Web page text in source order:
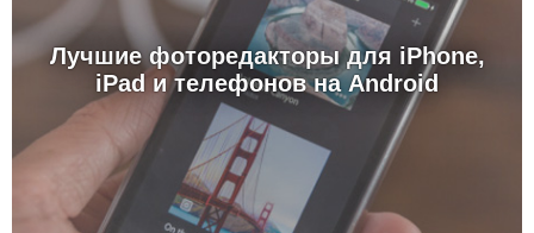
Лучшие фоторедакторы для iPhone,
iPad и телефонов на Android